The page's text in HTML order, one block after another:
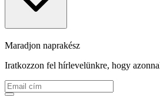
Maradjon naprakész
Iratkozzon fel hírlevelünkre, hogy